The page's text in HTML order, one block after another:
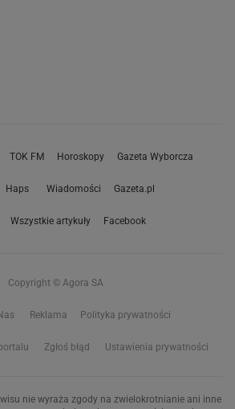
TOK FM Horoskopy Gazeta Wyborcza
Haps Wiadomości Gazeta.pl
Wszystkie artykuły Facebook
Copyright © Agora SA
Reklama Polityka prywatności
Zgłoś błąd Ustawienia prywatności
nie wyraża zgody na zwielokrotnianie ani inne